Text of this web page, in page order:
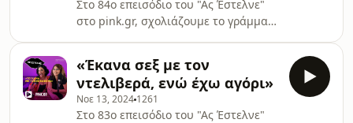
Στο 84ο επεισόδιο του "Ας Έστελνε"
στο pink.gr, σχολιάζουμε το γράμμα
τους, ενώ μια άλλη φίλη έβαλε έναν
άγνωστο σπίτι της και έμαθε ότι της
έδωσε ψεύτικα στοιχεία!
«Έκανα σεξ με τον
ντελιβερά, ενώ έχω αγόρι»
Νοε 13, 2024 1261
Στο 83ο επεισόδιο του "Ας Έστελνε"